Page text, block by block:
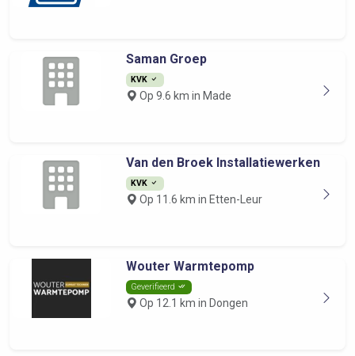
Saman Groep
KVK
Op 9.6 km in Made
Van den Broek Installatiewerken
KVK
Op 11.6 km in Etten-Leur
Wouter Warmtepomp
Geverifieerd
Op 12.1 km in Dongen